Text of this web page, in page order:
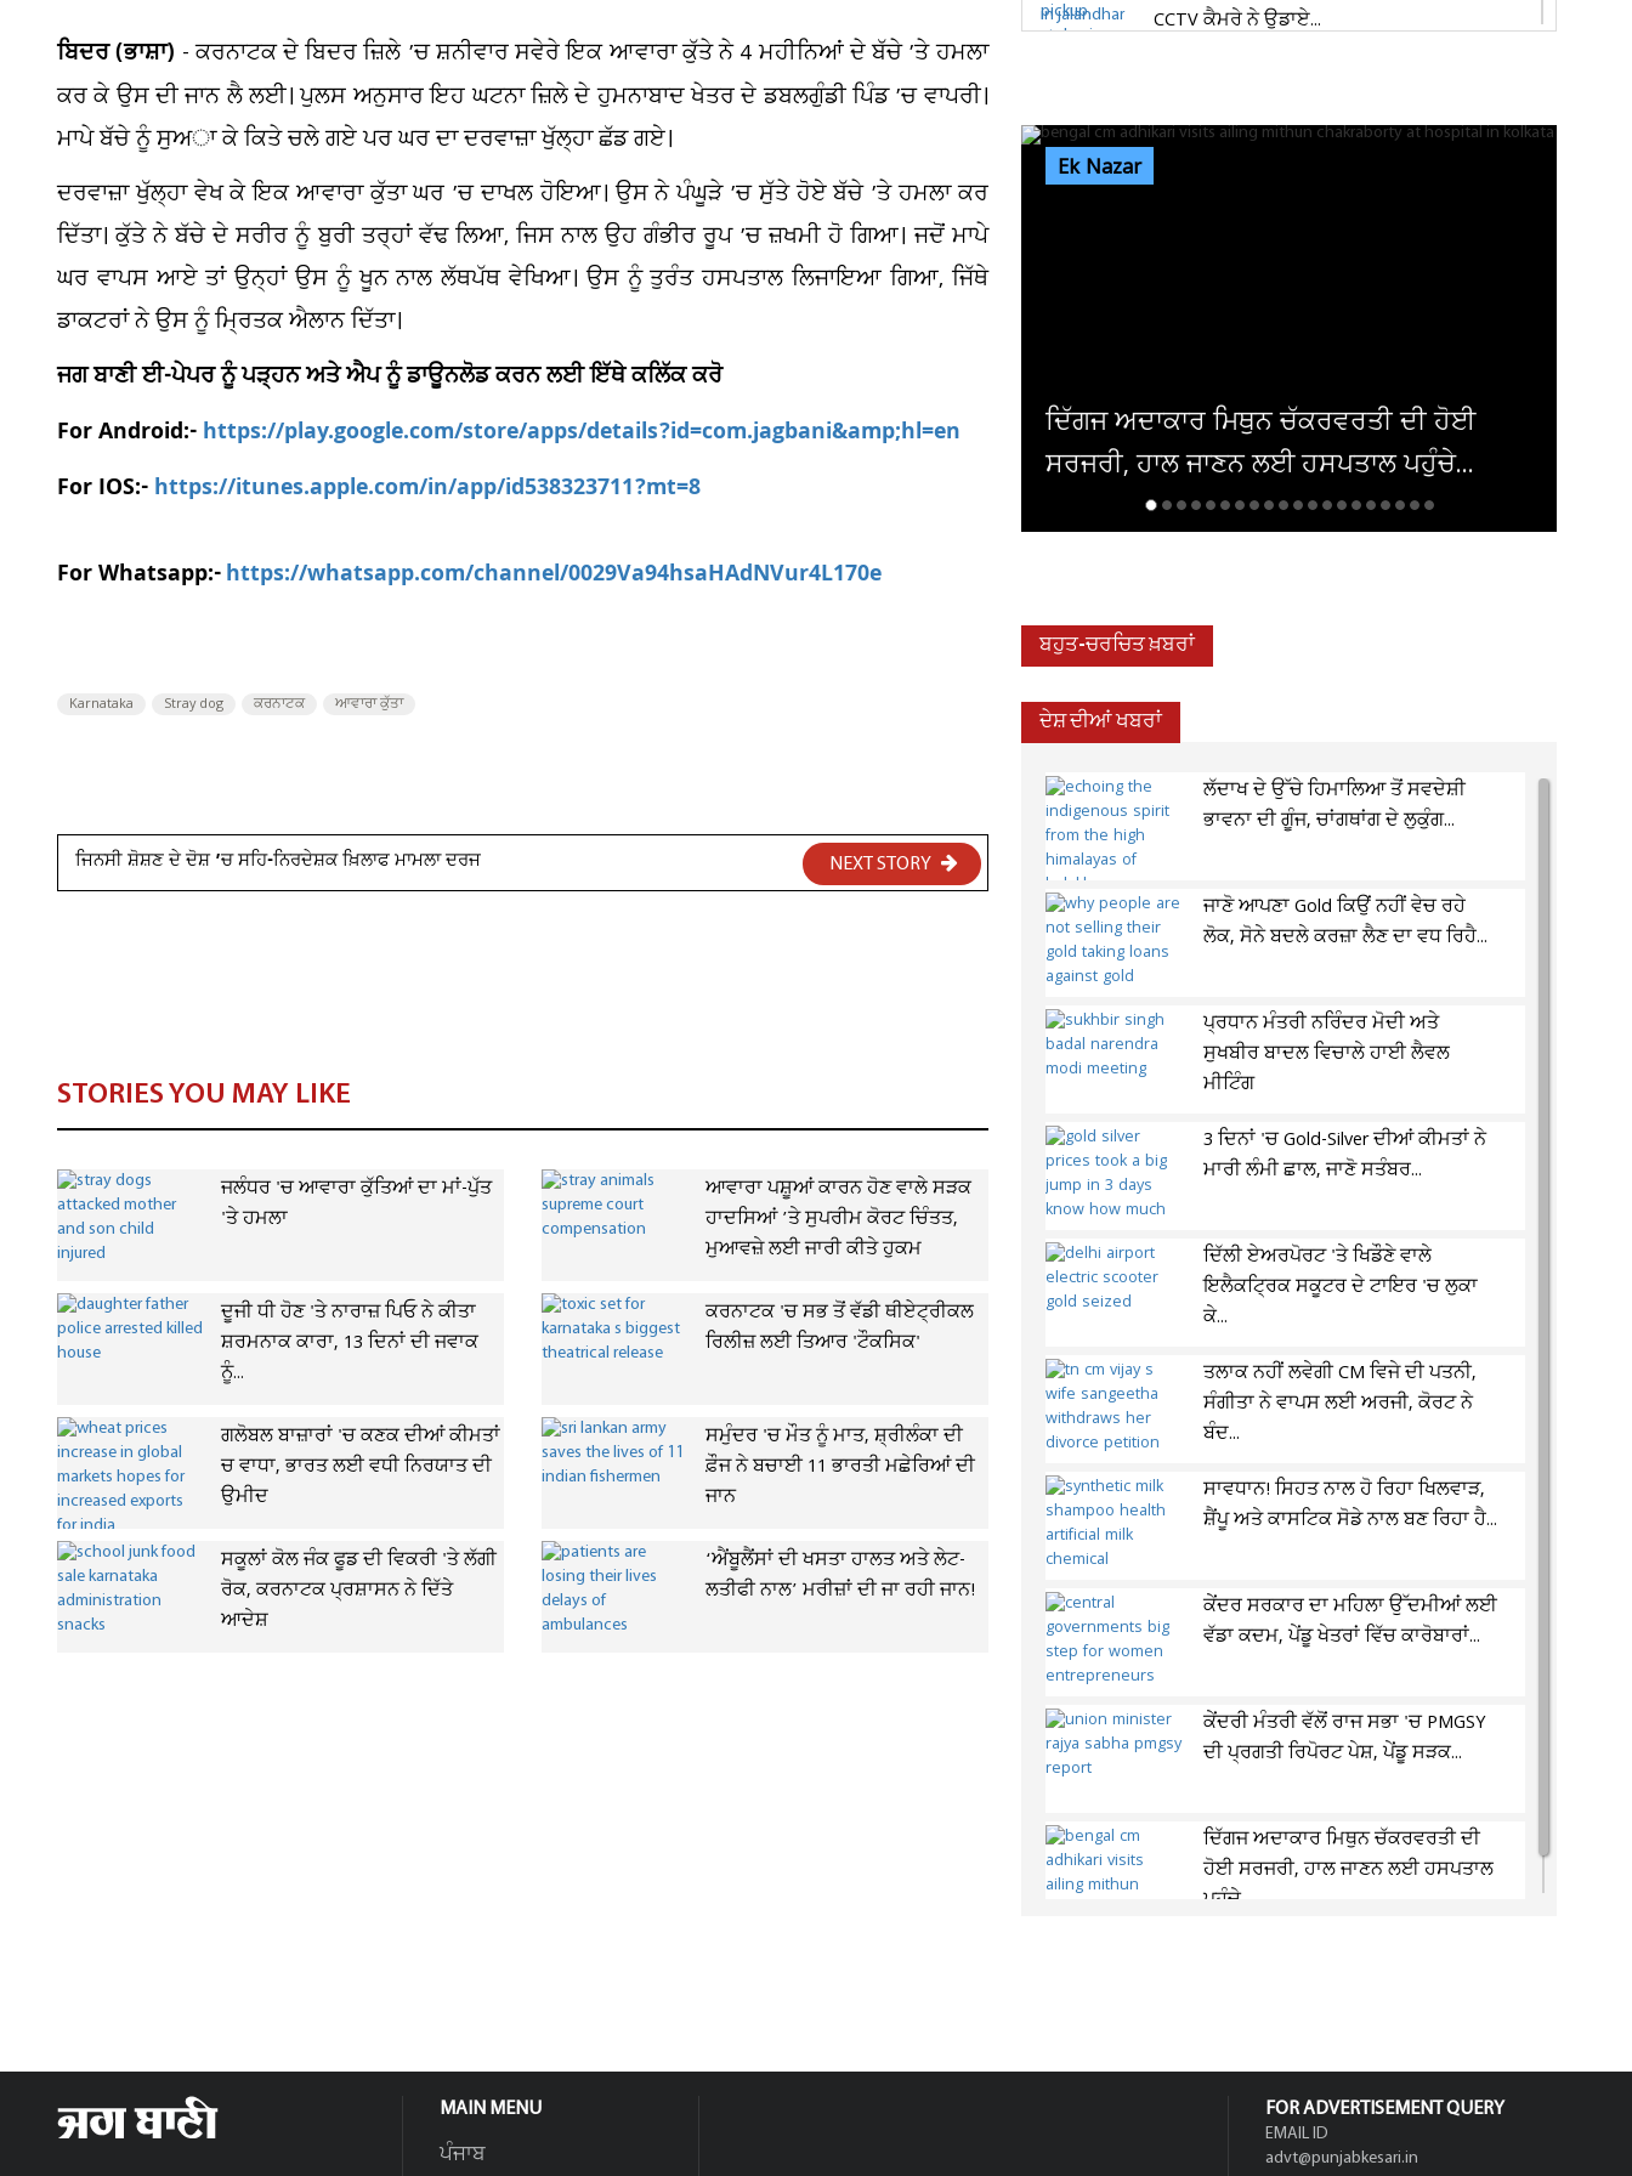
ਬਿਦਰ (ਭਾਸ਼ਾ) - ਕਰਨਾਟਕ ਦੇ ਬਿਦਰ ਜ਼ਿਲੇ ’ਚ ਸ਼ਨੀਵਾਰ ਸਵੇਰੇ ਇਕ ਆਵਾਰਾ ਕੁੱਤੇ ਨੇ 4 ਮਹੀਨਿਆਂ ਦੇ ਬੱਚੇ ’ਤੇ ਹਮਲਾ
ਕਰ ਕੇ ਉਸ ਦੀ ਜਾਨ ਲੈ ਲਈ। ਪੁਲਸ ਅਨੁਸਾਰ ਇਹ ਘਟਨਾ ਜ਼ਿਲੇ ਦੇ ਹੁਮਨਾਬਾਦ ਖੇਤਰ ਦੇ ਡਬਲਗੁੰਡੀ ਪਿੰਡ ’ਚ ਵਾਪਰੀ।
ਮਾਪੇ ਬੱਚੇ ਨੂੰ ਸੁਅਾ ਕੇ ਕਿਤੇ ਚਲੇ ਗਏ ਪਰ ਘਰ ਦਾ ਦਰਵਾਜ਼ਾ ਖੁੱਲ੍ਹਾ ਛੱਡ ਗਏ।
ਦਰਵਾਜ਼ਾ ਖੁੱਲ੍ਹਾ ਵੇਖ ਕੇ ਇਕ ਆਵਾਰਾ ਕੁੱਤਾ ਘਰ ’ਚ ਦਾਖਲ ਹੋਇਆ। ਉਸ ਨੇ ਪੰਘੂੜੇ ’ਚ ਸੁੱਤੇ ਹੋਏ ਬੱਚੇ ’ਤੇ ਹਮਲਾ ਕਰ
ਦਿੱਤਾ। ਕੁੱਤੇ ਨੇ ਬੱਚੇ ਦੇ ਸਰੀਰ ਨੂੰ ਬੁਰੀ ਤਰ੍ਹਾਂ ਵੱਢ ਲਿਆ, ਜਿਸ ਨਾਲ ਉਹ ਗੰਭੀਰ ਰੂਪ ’ਚ ਜ਼ਖਮੀ ਹੋ ਗਿਆ। ਜਦੋਂ ਮਾਪੇ
ਘਰ ਵਾਪਸ ਆਏ ਤਾਂ ਉਨ੍ਹਾਂ ਉਸ ਨੂੰ ਖੂਨ ਨਾਲ ਲੱਥਪੱਥ ਵੇਖਿਆ। ਉਸ ਨੂੰ ਤੁਰੰਤ ਹਸਪਤਾਲ ਲਿਜਾਇਆ ਗਿਆ, ਜਿੱਥੇ
ਡਾਕਟਰਾਂ ਨੇ ਉਸ ਨੂੰ ਮ੍ਰਿਤਕ ਐਲਾਨ ਦਿੱਤਾ।
ਜਗ ਬਾਣੀ ਈ-ਪੇਪਰ ਨੂੰ ਪੜ੍ਹਨ ਅਤੇ ਐਪ ਨੂੰ ਡਾਊਨਲੋਡ ਕਰਨ ਲਈ ਇੱਥੇ ਕਲਿੱਕ ਕਰੋ
For Android:-https://play.google.com/store/apps/details?id=com.jagbani&amp;hl=en
For IOS:-https://itunes.apple.com/in/app/id538323711?mt=8
For Whatsapp:-https://whatsapp.com/channel/0029Va94hsaHAdNVur4L170e
Karnataka Stray dog ਕਰਨਾਟਕ ਆਵਾਰਾ ਕੁੱਤਾ
ਜਿਨਸੀ ਸ਼ੋਸ਼ਣ ਦੇ ਦੋਸ਼ ’ਚ ਸਹਿ-ਨਿਰਦੇਸ਼ਕ ਖ਼ਿਲਾਫ ਮਾਮਲਾ ਦਰਜ NEXT STORY
STORIES YOU MAY LIKE
ਜਲੰਧਰ 'ਚ ਆਵਾਰਾ ਕੁੱਤਿਆਂ ਦਾ ਮਾਂ-ਪੁੱਤ
'ਤੇ ਹਮਲਾ
ਆਵਾਰਾ ਪਸ਼ੂਆਂ ਕਾਰਨ ਹੋਣ ਵਾਲੇ ਸੜਕ
ਹਾਦਸਿਆਂ ’ਤੇ ਸੁਪਰੀਮ ਕੋਰਟ ਚਿੰਤਤ,
ਮੁਆਵਜ਼ੇ ਲਈ ਜਾਰੀ ਕੀਤੇ ਹੁਕਮ
ਦੂਜੀ ਧੀ ਹੋਣ 'ਤੇ ਨਾਰਾਜ਼ ਪਿਓ ਨੇ ਕੀਤਾ
ਸ਼ਰਮਨਾਕ ਕਾਰਾ, 13 ਦਿਨਾਂ ਦੀ ਜਵਾਕ
ਨੂੰ...
ਕਰਨਾਟਕ 'ਚ ਸਭ ਤੋਂ ਵੱਡੀ ਥੀਏਟ੍ਰੀਕਲ
ਰਿਲੀਜ਼ ਲਈ ਤਿਆਰ 'ਟੌਕਸਿਕ'
ਗਲੋਬਲ ਬਾਜ਼ਾਰਾਂ 'ਚ ਕਣਕ ਦੀਆਂ ਕੀਮਤਾਂ
ਚ ਵਾਧਾ, ਭਾਰਤ ਲਈ ਵਧੀ ਨਿਰਯਾਤ ਦੀ
ਉਮੀਦ
ਸਮੁੰਦਰ 'ਚ ਮੌਤ ਨੂੰ ਮਾਤ, ਸ਼੍ਰੀਲੰਕਾ ਦੀ
ਫ਼ੌਜ ਨੇ ਬਚਾਈ 11 ਭਾਰਤੀ ਮਛੇਰਿਆਂ ਦੀ
ਜਾਨ
ਸਕੂਲਾਂ ਕੋਲ ਜੰਕ ਫੂਡ ਦੀ ਵਿਕਰੀ 'ਤੇ ਲੱਗੀ
ਰੋਕ, ਕਰਨਾਟਕ ਪ੍ਰਸ਼ਾਸਨ ਨੇ ਦਿੱਤੇ
ਆਦੇਸ਼
‘ਐਂਬੂਲੈਂਸਾਂ ਦੀ ਖਸਤਾ ਹਾਲਤ ਅਤੇ ਲੇਟ-
ਲਤੀਫੀ ਨਾਲ’ ਮਰੀਜ਼ਾਂ ਦੀ ਜਾ ਰਹੀ ਜਾਨ!
CCTV ਕੈਮਰੇ ਨੇ ਉਡਾਏ...
Ek Nazar
ਦਿੱਗਜ ਅਦਾਕਾਰ ਮਿਥੁਨ ਚੱਕਰਵਰਤੀ ਦੀ ਹੋਈ
ਦਮਿਸ਼ਕ 'ਚ ਬੰਬ ਧਮਾਕਾ, 14 ਲੋਕ ਜ਼ਖਮੀ
ਬਹੁਤ-ਚਰਚਿਤ ਖ਼ਬਰਾਂ
ਦੇਸ਼ ਦੀਆਂ ਖਬਰਾਂ
ਲੱਦਾਖ ਦੇ ਉੱਚੇ ਹਿਮਾਲਿਆ ਤੋਂ ਸਵਦੇਸ਼ੀ
ਭਾਵਨਾ ਦੀ ਗੂੰਜ, ਚਾਂਗਥਾਂਗ ਦੇ ਲੁਕੁੰਗ...
ਜਾਣੋ ਆਪਣਾ Gold ਕਿਉਂ ਨਹੀਂ ਵੇਚ ਰਹੇ
ਲੋਕ, ਸੋਨੇ ਬਦਲੇ ਕਰਜ਼ਾ ਲੈਣ ਦਾ ਵਧ ਰਿਹੈ...
ਪ੍ਰਧਾਨ ਮੰਤਰੀ ਨਰਿੰਦਰ ਮੋਦੀ ਅਤੇ
ਸੁਖਬੀਰ ਬਾਦਲ ਵਿਚਾਲੇ ਹਾਈ ਲੈਵਲ
ਮੀਟਿੰਗ
3 ਦਿਨਾਂ 'ਚ Gold-Silver ਦੀਆਂ ਕੀਮਤਾਂ ਨੇ
ਮਾਰੀ ਲੰਮੀ ਛਾਲ, ਜਾਣੋ ਸਤੰਬਰ...
ਦਿੱਲੀ ਏਅਰਪੋਰਟ 'ਤੇ ਖਿਡੌਣੇ ਵਾਲੇ
ਇਲੈਕਟ੍ਰਿਕ ਸਕੂਟਰ ਦੇ ਟਾਇਰ 'ਚ ਲੁਕਾ
ਕੇ...
ਤਲਾਕ ਨਹੀਂ ਲਵੇਗੀ CM ਵਿਜੇ ਦੀ ਪਤਨੀ,
ਸੰਗੀਤਾ ਨੇ ਵਾਪਸ ਲਈ ਅਰਜੀ, ਕੋਰਟ ਨੇ
ਬੰਦ...
ਸਾਵਧਾਨ! ਸਿਹਤ ਨਾਲ ਹੋ ਰਿਹਾ ਖਿਲਵਾੜ,
ਸ਼ੈਂਪੂ ਅਤੇ ਕਾਸਟਿਕ ਸੋਡੇ ਨਾਲ ਬਣ ਰਿਹਾ ਹੈ...
ਕੇਂਦਰ ਸਰਕਾਰ ਦਾ ਮਹਿਲਾ ਉੱਦਮੀਆਂ ਲਈ
ਵੱਡਾ ਕਦਮ, ਪੇਂਡੂ ਖੇਤਰਾਂ ਵਿੱਚ ਕਾਰੋਬਾਰਾਂ...
ਕੇਂਦਰੀ ਮੰਤਰੀ ਵੱਲੋਂ ਰਾਜ ਸਭਾ 'ਚ PMGSY
ਦੀ ਪ੍ਰਗਤੀ ਰਿਪੋਰਟ ਪੇਸ਼, ਪੇਂਡੂ ਸੜਕ...
ਦਿੱਗਜ ਅਦਾਕਾਰ ਮਿਥੁਨ ਚੱਕਰਵਰਤੀ ਦੀ
ਹੋਈ ਸਰਜਰੀ, ਹਾਲ ਜਾਣਨ ਲਈ ਹਸਪਤਾਲ
ਪਹੁੰਚੇ...
MAIN MENU
ਪੰਜਾਬ
FOR ADVERTISEMENT QUERY
EMAIL ID
advt@punjabkesari.in